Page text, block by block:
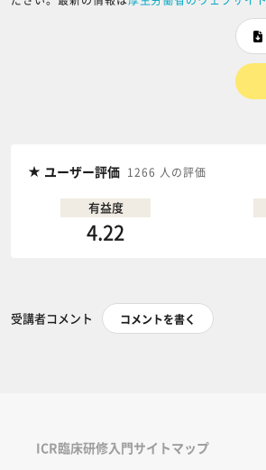
ユーザー評価 1266 人の評価
有益度
4.22
受講者コメント コメントを書く
ICR臨床研修入門サイトマップ